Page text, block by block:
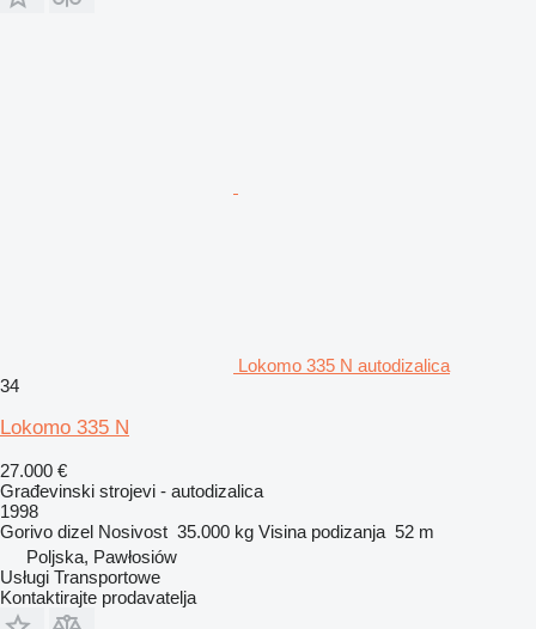
Lokomo 335 N autodizalica
34
Lokomo 335 N
27.000 €
Građevinski strojevi - autodizalica
1998
Gorivo dizel Nosivost 35.000 kg Visina podizanja 52 m
Poljska, Pawłosiów
Usługi Transportowe
Kontaktirajte prodavatelja